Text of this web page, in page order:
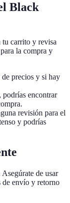
Black
carrito y revisa
la compra y
precios y si hay
encontrar
revisión para el
y podrías
de usar
de envío y retorno